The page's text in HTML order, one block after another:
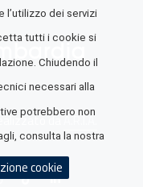
daA.R.I.A.
l’utilizzo dei servizi
tutti i cookie si
Chiudendo il
necessari alla
potrebbero non
consulta la nostra
cookie